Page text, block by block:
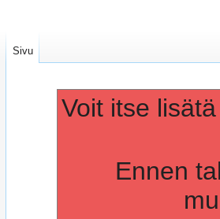
Voit itse
Ennen
Sivu